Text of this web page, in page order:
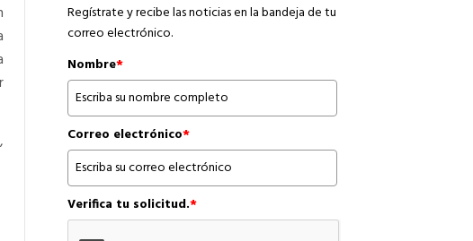
Regístrate y recibe las noticias en la bandeja de tu
correo electrónico.
Nombre*
Correo electrónico*
Verifica tu solicitud.*